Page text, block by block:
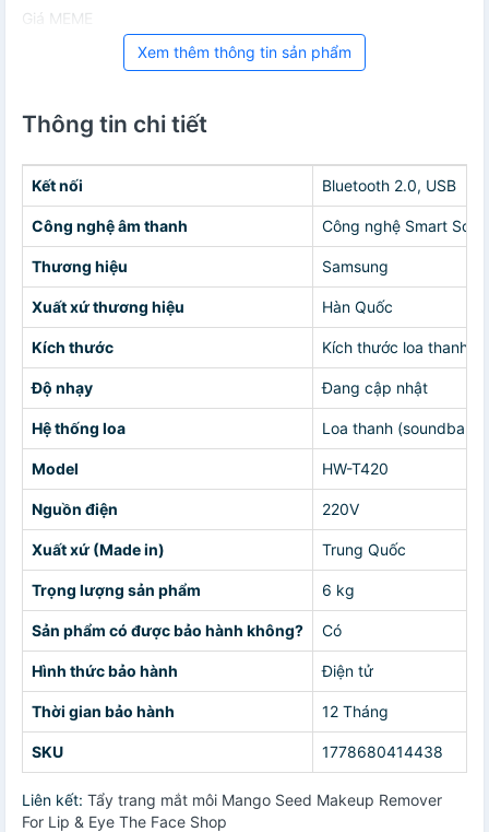
Giá MEME
Xem thêm thông tin sản phẩm
Thông tin chi tiết
Kết nối Bluetooth 2.0, USB
Công nghệ âm thanh Công nghệ Smart
Thương hiệu Samsung
Xuất xứ thương hiệu Hàn Quốc
Kích thước Kích thước loa thanh:
Độ nhạy Đang cập nhật
Hệ thống loa Loa thanh (soundbar)
Model HW-T420
Nguồn điện 220V
Xuất xứ (Made in) Trung Quốc
Trọng lượng sản phẩm 6 kg
Sản phẩm có được bảo hành không? Có
Hình thức bảo hành Điện tử
Thời gian bảo hành 12 Tháng
SKU 1778680414438
Liên kết: Tẩy trang mắt môi Mango Seed Makeup Remover
For Lip & Eye The Face Shop